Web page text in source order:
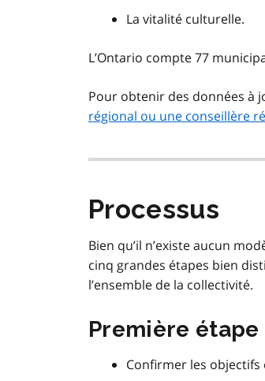
La vitalité culturelle.
L’Ontario compte 77
Pour obtenir des données à
régional ou une conseillère
Processus
Bien qu’il n’existe aucun
cinq grandes étapes bien
l’ensemble de la collectivité.
Première
Confirmer les